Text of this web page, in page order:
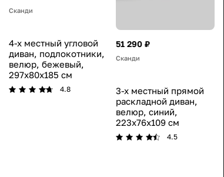
Сканди
4-х местный угловой
диван, подлокотники,
велюр, бежевый,
297x80x185 см
4.8
51 290 ₽
Сканди
3-х местный прямой
раскладной диван,
велюр, синий,
223x76x109 см
4.5